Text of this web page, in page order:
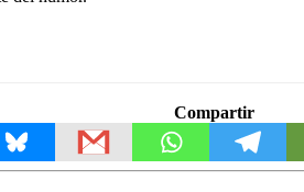
Compartir